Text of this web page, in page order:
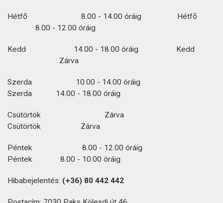
Hétfő 8.00 - 14.00 óráig Hétfő
8.00 - 12.00 óráig
Kedd 14.00 - 18.00 óráig Kedd
Zárva
Szerda 10.00 - 14.00 óráig
Szerda 14.00 - 18.00 óráig
Csütörtök Zárva
Csütörtök Zárva
Péntek 8.00 - 12.00 óráig
Péntek 8.00 - 10.00 óráig
Hibabejelentés: (+36) 80 442 442